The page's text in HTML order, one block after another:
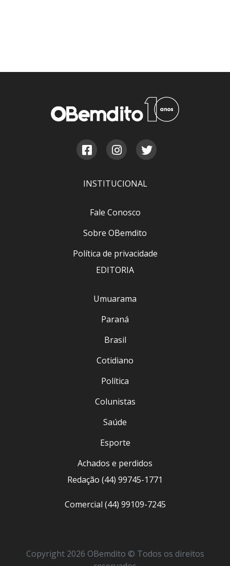
INSTITUCIONAL
Fale Conosco
Sobre OBemdito
Política de privacidade
EDITORIA
Umuarama
Paraná
Brasil
Cotidiano
Política
Colunistas
Saúde
Esporte
Achados e perdidos
Redação (44) 99745-1771
Comercial (44) 99109-7245
Copyright 2026 OBemdito © Todos os direitos